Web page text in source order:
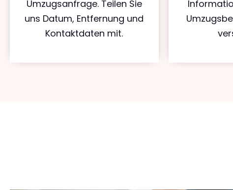
Umzugsanfrage. Teilen Sie
uns Datum, Entfernung und
Kontaktdaten mit.